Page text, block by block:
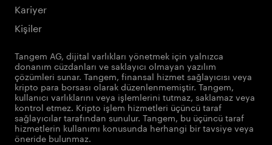
Kariyer
Kişiler
Tangem AG, dijital varlıkları yönetmek için yalnızca
donanım cüzdanları ve saklayıcı olmayan yazılım
çözümleri sunar. Tangem, finansal hizmet sağlayıcısı veya
kripto para borsası olarak düzenlenmemiştir. Tangem,
kullanıcı varlıklarını veya işlemlerini tutmaz, saklamaz veya
kontrol etmez. Kripto işlem hizmetleri üçüncü taraf
sağlayıcılar tarafından sunulur. Tangem, bu üçüncü taraf
hizmetlerin kullanımı konusunda herhangi bir tavsiye veya
öneride bulunmaz.